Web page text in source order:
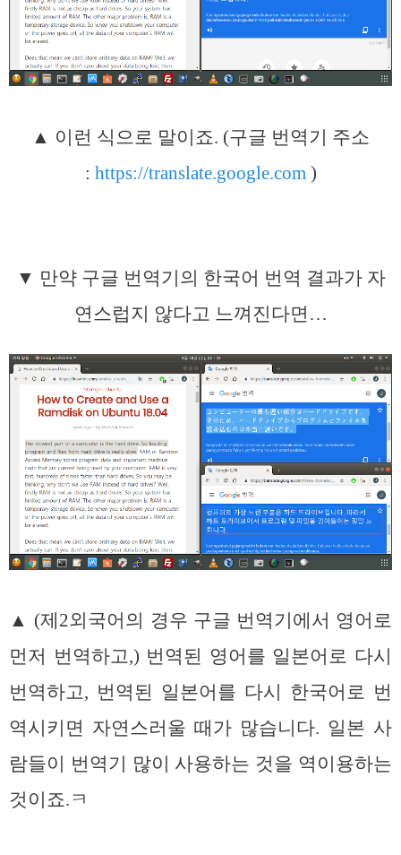
▲ 이런 식으로 말이죠. (구글 번역기 주소
: https://translate.google.com )
▼ 만약 구글 번역기의 한국어 번역 결과가 자
연스럽지 않다고 느껴진다면…
▲ (제2외국어의 경우 구글 번역기에서 영어로
먼저 번역하고,) 번역된 영어를 일본어로 다시
번역하고, 번역된 일본어를 다시 한국어로 번
역시키면 자연스러울 때가 많습니다. 일본 사
람들이 번역기 많이 사용하는 것을 역이용하는
것이죠.ㅋ